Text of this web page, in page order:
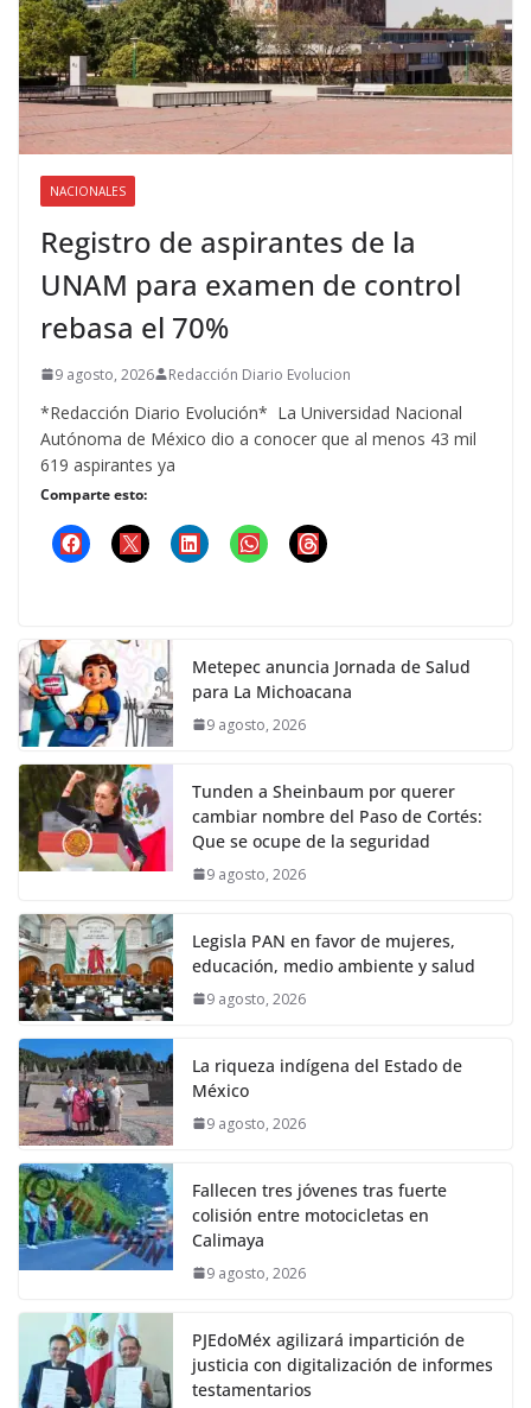
NACIONALES
Registro de aspirantes de la
UNAM para examen de control
rebasa el 70%
9 agosto, 2026 Redacción Diario Evolucion
*Redacción Diario Evolución* La Universidad Nacional
Autónoma de México dio a conocer que al menos 43 mil
619 aspirantes ya
Comparte esto:
Metepec anuncia Jornada de Salud
para La Michoacana
9 agosto, 2026
Tunden a Sheinbaum por querer
cambiar nombre del Paso de Cortés:
Que se ocupe de la seguridad
9 agosto, 2026
Legisla PAN en favor de mujeres,
educación, medio ambiente y salud
9 agosto, 2026
La riqueza indígena del Estado de
México
9 agosto, 2026
Fallecen tres jóvenes tras fuerte
colisión entre motocicletas en
Calimaya
9 agosto, 2026
PJEdoMéx agilizará impartición de
justicia con digitalización de informes
testamentarios